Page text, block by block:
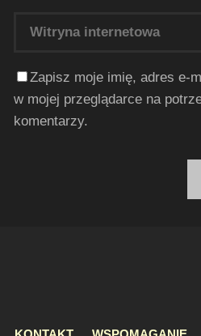
Zapisz moje imię, adres e-
w mojej przeglądarce na
komentarzy.